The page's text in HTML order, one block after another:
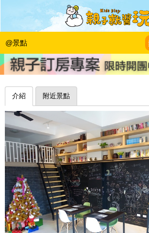
@景點
大片的塗鴉牆，充滿文青
高CP值民宿～宜蘭月眉木
野蠻王妃愛漂亮|2015-04-01
介紹 附近景點